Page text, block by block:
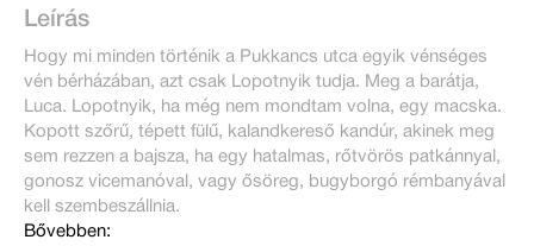
Leírás
Hogy mi minden történik a Pukkancs utca egyik vénséges
vén bérházában, azt csak Lopotnyik tudja. Meg a barátja,
Luca. Lopotnyik, ha még nem mondtam volna, egy macska.
Kopott szőrű, tépett fülű, kalandkereső kandúr, akinek meg
sem rezzen a bajsza, ha egy hatalmas, rőtvörös patkánnyal,
gonosz vicemanóval, vagy ősöreg, bugyborgó rémbanyával
kell szembeszállnia.
Bővebben: